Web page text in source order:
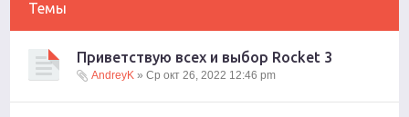
Темы
Приветствую всех и выбор Rocket 3
AndreyK » Ср окт 26, 2022 12:46 pm